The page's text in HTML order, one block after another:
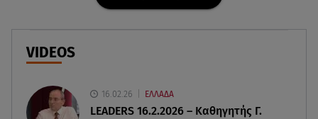
Τροχαίο Σέρρες: «Έχασα τη σύζυγο και το παιδί
Καιρός: Έρχονται ξανά 40άρια - Σε ποιες περιοχές
VIDEOS
16.02.26 ΕΛΛΑΔΑ
LEADERS 16.2.2026 – Καθηγητής Γ.